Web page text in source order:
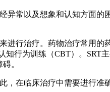
常以及想象和认知方面的
行治疗。药物治疗常用的
行为训练（CBT）。SRT
。
在临床治疗中需要进行准